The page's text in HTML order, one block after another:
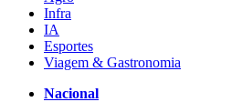
Infra
IA
Esportes
Viagem & Gastronomia
Nacional